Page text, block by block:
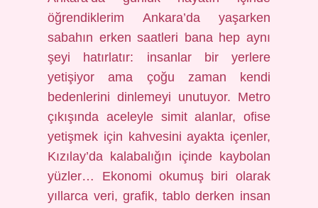
öğrendiklerim Ankara’da yaşarken
sabahın erken saatleri bana hep aynı
şeyi hatırlatır: insanlar bir yerlere
yetişiyor ama çoğu zaman kendi
bedenlerini dinlemeyi unutuyor. Metro
çıkışında aceleyle simit alanlar, ofise
yetişmek için kahvesini ayakta içenler,
Kızılay’da kalabalığın içinde kaybolan
yüzler… Ekonomi okumuş biri olarak
yıllarca veri, grafik, tablo derken insan